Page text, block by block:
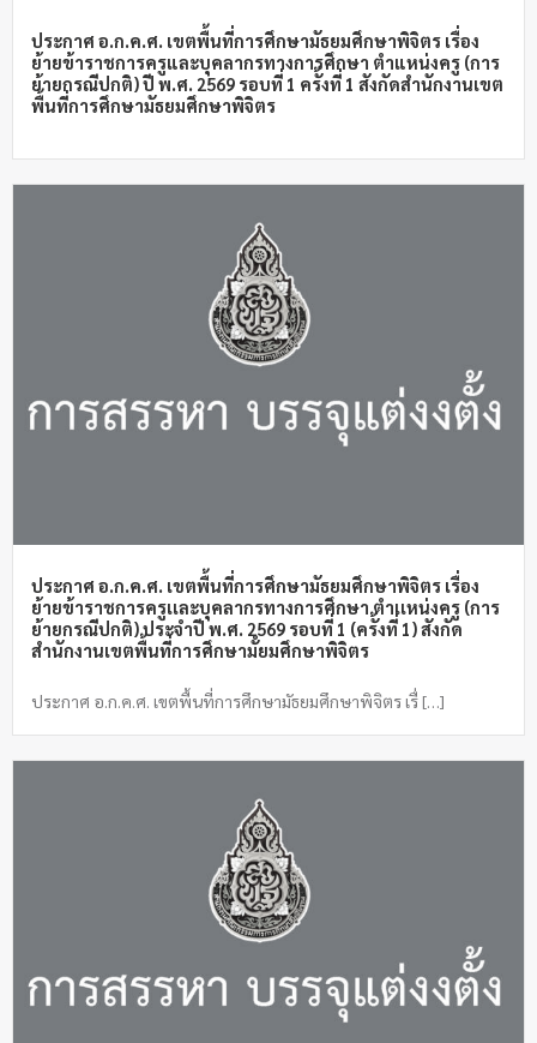
ประกาศ อ.ก.ค.ศ. เขตพื้นที่การศึกษามัธยมศึกษาพิจิตร เรื่อง
ย้ายข้าราชการครูและบุคลากรทางการศึกษา ตำแหน่งครู (การ
ย้ายกรณีปกติ) ปี พ.ศ. 2569 รอบที่ 1 ครั้งที่ 1 สังกัดสำนักงานเขต
พื้นที่การศึกษามัธยมศึกษาพิจิตร
ประกาศ อ.ก.ค.ศ. เขตพื้นที่การศึกษามัธยมศึกษาพิจิตร เรื่อง
ย้ายข้าราชการครูเเละบุคลากรทางการศึกษา ตำเเหน่งครู (การ
ย้ายกรณีปกติ) ประจำปี พ.ศ. 2569 รอบที่ 1 (ครั้งที่ 1) สังกัด
สำนักงานเขตพื้นที่การศึกษามัํยมศึกษาพิจิตร
ประกาศ อ.ก.ค.ศ. เขตพื้นที่การศึกษามัธยมศึกษาพิจิตร เรื่ […]